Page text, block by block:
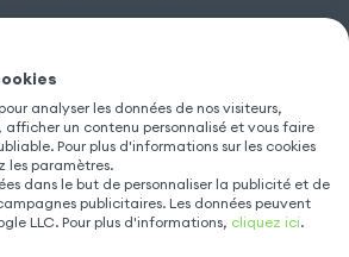
SUIVEZ NOUS
analyser les données de nos visiteurs,
afficher un contenu personnalisé et vous faire
Pour plus d'informations sur les cookies
les paramètres.
dans le but de personnaliser la publicité et de
publicitaires. Les données peuvent
LLC. Pour plus d'informations, cliquez ici.